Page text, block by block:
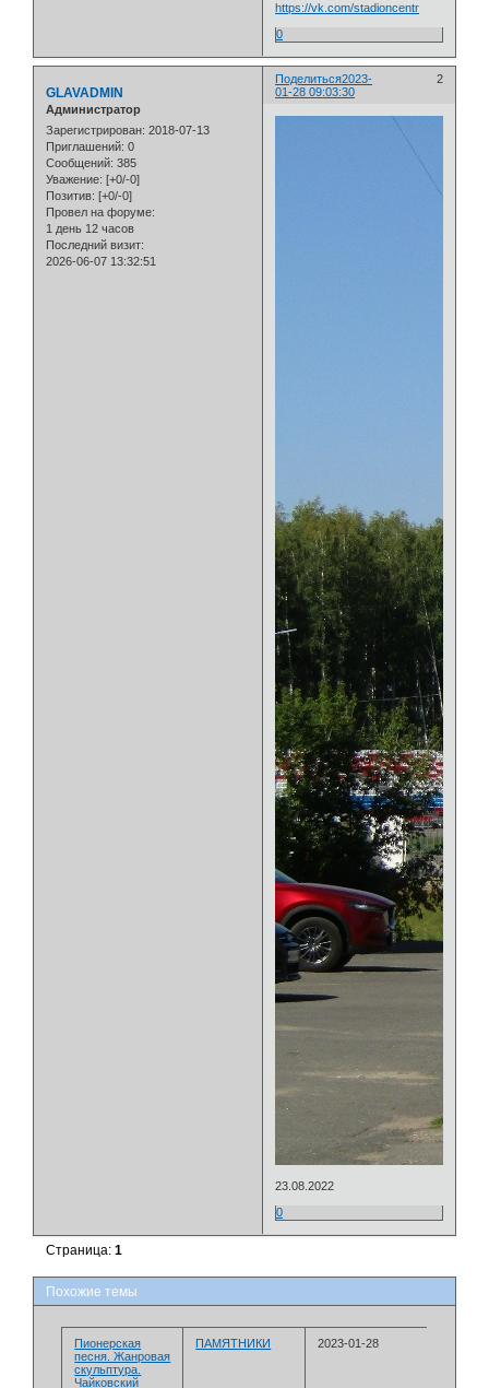
https://vk.com/stadioncentr
0
Поделиться 2
2023-
01-28 09:03:30
GLAVADMIN
Администратор
Зарегистрирован: 2018-07-13
Приглашений: 0
Сообщений: 385
Уважение: [+0/-0]
Позитив: [+0/-0]
Провел на форуме:
1 день 12 часов
Последний визит:
2026-06-07 13:32:51
23.08.2022
0
Страница:1
Похожие темы
Пионерская
песня. Жанровая
скульптура.
Чайковский
ПАМЯТНИКИ 2023-01-28